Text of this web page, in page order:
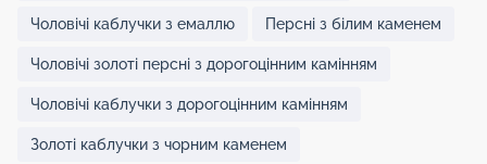
Чоловічі каблучки з емаллю Персні з білим каменем
Чоловічі золоті персні з дорогоцінним камінням
Чоловічі каблучки з дорогоцінним камінням
Золоті каблучки з чорним каменем